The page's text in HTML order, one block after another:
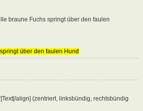
braune Fuchs springt über den faulen
über den faulen Hund
align] (zentriert, linksbündig, rechtsbündig